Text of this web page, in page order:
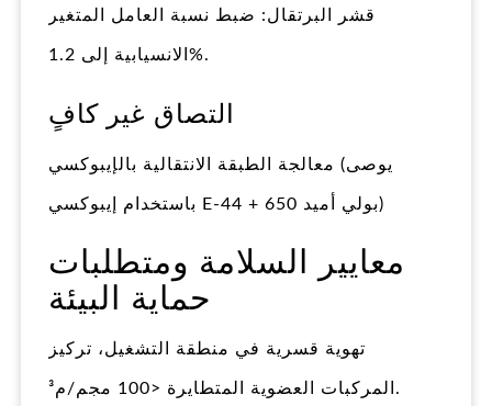
قشر البرتقال: ضبط نسبة العامل المتغير
الانسيابية إلى 1.2%.
التصاق غير كافٍ
معالجة الطبقة الانتقالية بالإيبوكسي (يوصى
باستخدام إيبوكسي E-44 + 650 بولي أميد)
معايير السلامة ومتطلبات
حماية البيئة
تهوية قسرية في منطقة التشغيل، تركيز
المركبات العضوية المتطايرة <100 مجم/م³.